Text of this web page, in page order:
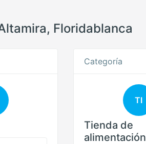
Floridablanca
Categoría
TI
Tienda de
alimentación